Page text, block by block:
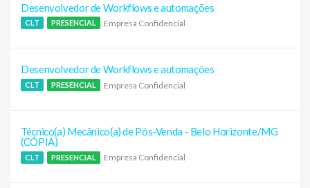
Desenvolvedor de Workflows e automações
CLT PRESENCIAL Empresa Confidencial
Desenvolvedor de Workflows e automações
CLT PRESENCIAL Empresa Confidencial
Técnico(a) Mecânico(a) de Pós-Venda - Belo Horizonte/MG
(CÓPIA)
CLT PRESENCIAL Empresa Confidencial